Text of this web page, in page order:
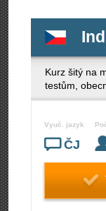
Kurz šitý na
testům,
Vyuč. jazyk
ČJ